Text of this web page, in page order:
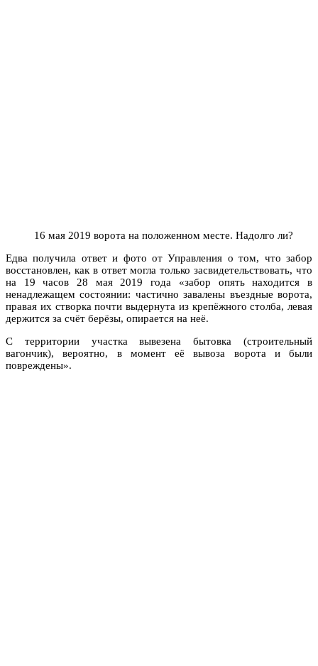
16 мая 2019 ворота на положенном месте. Надолго ли?
Едва получила ответ и фото от Управления о том, что забор
восстановлен, как в ответ могла только засвидетельствовать, что
на 19 часов 28 мая 2019 года «забор опять находится в
ненадлежащем состоянии: частично завалены въездные ворота,
правая их створка почти выдернута из крепёжного столба, левая
держится за счёт берёзы, опирается на неё.
С территории участка вывезена бытовка (строительный
вагончик), вероятно, в момент её вывоза ворота и были
повреждены».